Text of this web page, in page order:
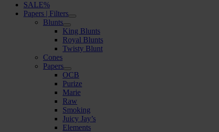
SALE%
Papers | Filters
Blunts
King Blunts
Royal Blunts
Twisty Blunt
Cones
Papers
OCB
Purize
Marie
Raw
Smoking
Juicy Jay’s
Elements